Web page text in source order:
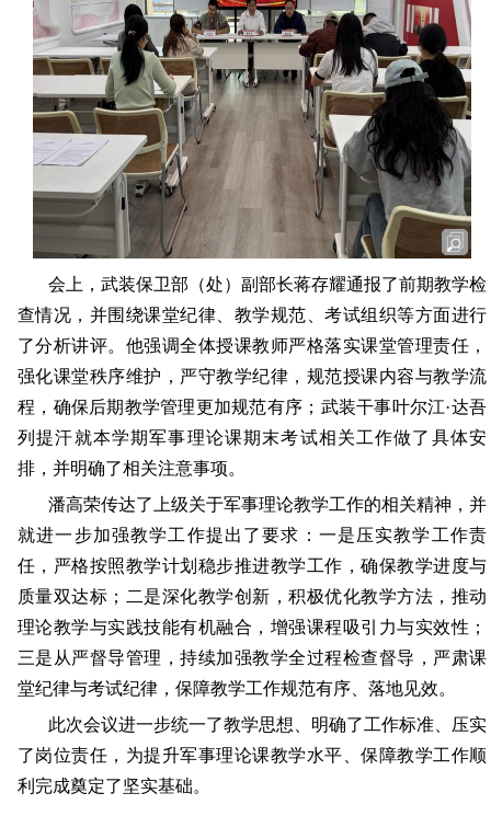
会上，武装保卫部（处）副部长蒋存耀通报了前期教学检
查情况，并围绕课堂纪律、教学规范、考试组织等方面进行
了分析讲评。他强调全体授课教师严格落实课堂管理责任，
强化课堂秩序维护，严守教学纪律，规范授课内容与教学流
程，确保后期教学管理更加规范有序；武装干事叶尔江·达吾
列提汗就本学期军事理论课期末考试相关工作做了具体安
排，并明确了相关注意事项。
潘高荣传达了上级关于军事理论教学工作的相关精神，并
就进一步加强教学工作提出了要求：一是压实教学工作责
任，严格按照教学计划稳步推进教学工作，确保教学进度与
质量双达标；二是深化教学创新，积极优化教学方法，推动
理论教学与实践技能有机融合，增强课程吸引力与实效性；
三是从严督导管理，持续加强教学全过程检查督导，严肃课
堂纪律与考试纪律，保障教学工作规范有序、落地见效。
此次会议进一步统一了教学思想、明确了工作标准、压实
了岗位责任，为提升军事理论课教学水平、保障教学工作顺
利完成奠定了坚实基础。